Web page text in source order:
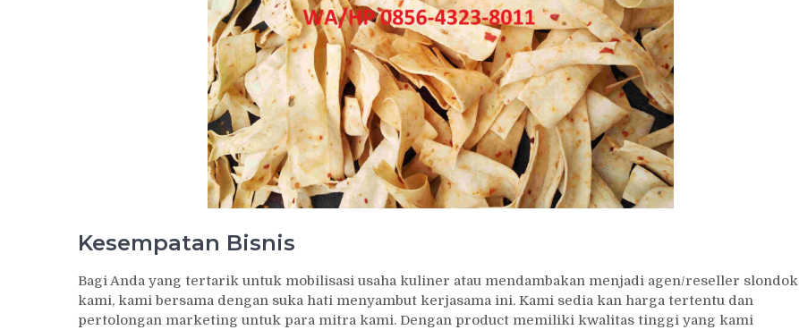
Kesempatan Bisnis
Bagi Anda yang tertarik untuk mobilisasi usaha kuliner atau mendambakan menjadi agen/reseller slondok
kami, kami bersama dengan suka hati menyambut kerjasama ini. Kami sedia kan harga tertentu dan
pertolongan marketing untuk para mitra kami. Dengan product memiliki kwalitas tinggi yang kami